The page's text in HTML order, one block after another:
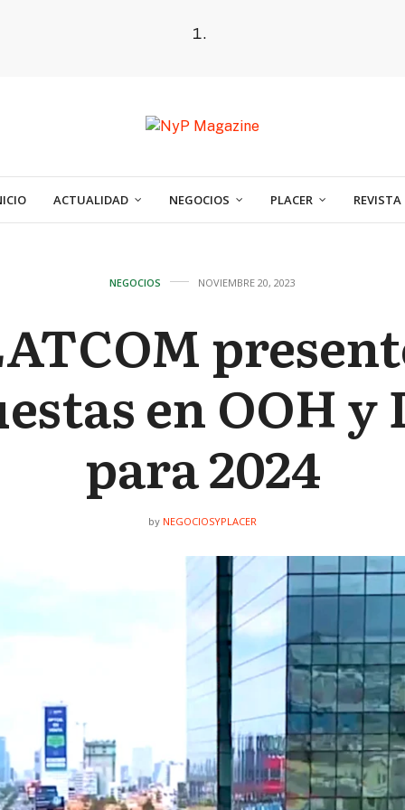
ACTUALIDAD NEGOCIOS PLACER REVISTA
NEGOCIOS NOVIEMBRE 20, 2023
en OOH y
para 2024
by NEGOCIOSYPLACER